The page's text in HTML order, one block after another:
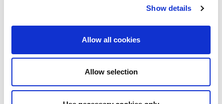
Show details
Allow all cookies
Allow selection